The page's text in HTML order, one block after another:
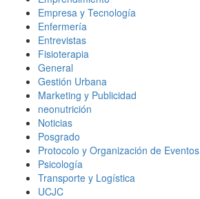
Empresa y Tecnología
Enfermería
Entrevistas
Fisioterapia
General
Gestión Urbana
Marketing y Publicidad
neonutrición
Noticias
Posgrado
Protocolo y Organización de Eventos
Psicología
Transporte y Logística
UCJC